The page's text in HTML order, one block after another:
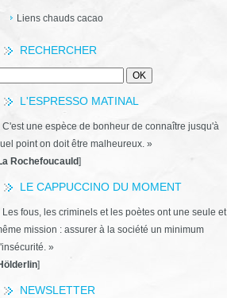
Liens chauds cacao
RECHERCHER
L'ESPRESSO MATINAL
C'est une espèce de bonheur de connaître jusqu'à
point on doit être malheureux. »
Rochefoucauld]
LE CAPPUCCINO DU MOMENT
Les fous, les criminels et les poètes ont une seule et
mission : assurer à la société un minimum
»
]
NEWSLETTER